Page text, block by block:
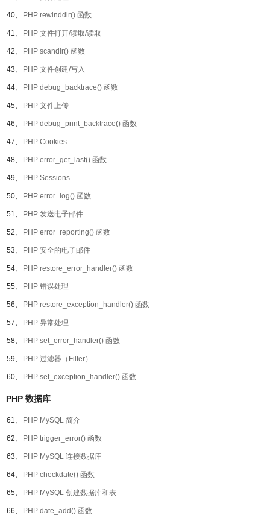
40、 PHP rewinddir() 函数
41、 PHP 文件打开/读取/读取
42、 PHP scandir() 函数
43、 PHP 文件创建/写入
44、 PHP debug_backtrace() 函数
45、 PHP 文件上传
46、 PHP debug_print_backtrace() 函数
47、 PHP Cookies
48、 PHP error_get_last() 函数
49、 PHP Sessions
50、 PHP error_log() 函数
51、 PHP 发送电子邮件
52、 PHP error_reporting() 函数
53、 PHP 安全的电子邮件
54、 PHP restore_error_handler() 函数
55、 PHP 错误处理
56、 PHP restore_exception_handler() 函数
57、 PHP 异常处理
58、 PHP set_error_handler() 函数
59、 PHP 过滤器（Filter）
60、 PHP set_exception_handler() 函数
PHP 数据库
61、 PHP MySQL 简介
62、 PHP trigger_error() 函数
63、 PHP MySQL 连接数据库
64、 PHP checkdate() 函数
65、 PHP MySQL 创建数据库和表
66、 PHP date_add() 函数